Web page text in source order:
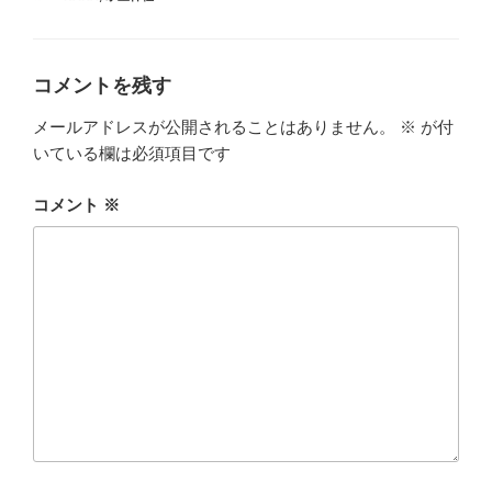
コメントを残す
メールアドレスが公開されることはありません。 ※ が付
いている欄は必須項目です
コメント ※